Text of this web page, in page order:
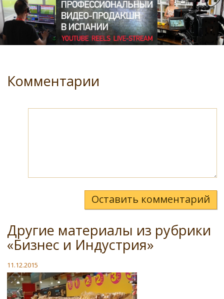
Комментарии
Оставить комментарий
Другие материалы из рубрики
«Бизнес и Индустрия»
11.12.2015